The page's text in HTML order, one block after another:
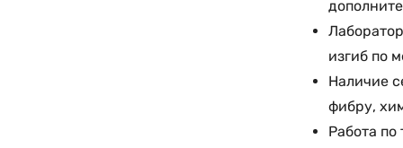
изгиб по
Наличие
фибру,
Работа